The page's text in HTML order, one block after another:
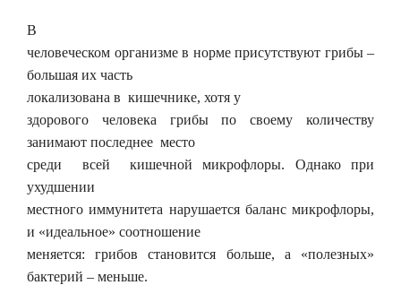
В
человеческом организме в норме присутствуют грибы –
большая их часть
локализована в кишечнике, хотя у
здорового человека грибы по своему количеству
занимают последнее место
среди всей кишечной микрофлоры. Однако при
ухудшении
местного иммунитета нарушается баланс микрофлоры,
и «идеальное» соотношение
меняется: грибов становится больше, а «полезных»
бактерий – меньше.